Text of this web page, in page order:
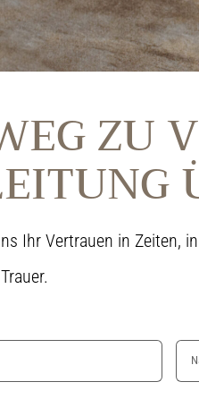
ZU
Ihr Vertrauen in Zeiten,